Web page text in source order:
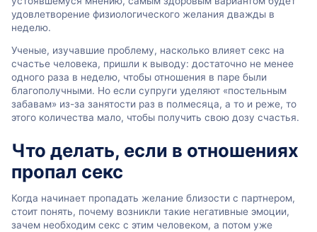
удовлетворение физиологического желания дважды в
неделю.
Ученые, изучавшие проблему, насколько влияет секс на
счастье человека, пришли к выводу: достаточно не менее
одного раза в неделю, чтобы отношения в паре были
благополучными. Но если супруги уделяют «постельным
забавам» из-за занятости раз в полмесяца, а то и реже, то
этого количества мало, чтобы получить свою дозу счастья.
Что делать, если в отношениях
пропал секс
Когда начинает пропадать желание близости с партнером,
стоит понять, почему возникли такие негативные эмоции,
зачем необходим секс с этим человеком, а потом уже